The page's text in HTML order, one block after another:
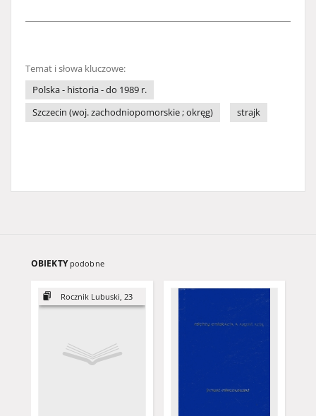
Temat i słowa kluczowe:
Polska - historia - do 1989 r.
Szczecin (woj. zachodniopomorskie ; okręg)
strajk
OBIEKTY podobne
Rocznik Lubuski, 23